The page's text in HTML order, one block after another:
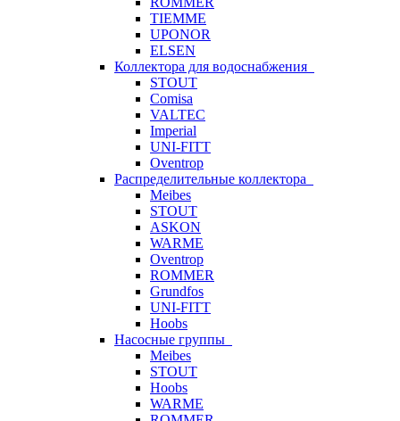
TIEMME
UPONOR
ELSEN
Коллектора для водоснабжения
STOUT
Comisa
VALTEC
Imperial
UNI-FITT
Oventrop
Распределительные коллектора
Meibes
STOUT
ASKON
WARME
Oventrop
ROMMER
Grundfos
UNI-FITT
Hoobs
Насосные группы
Meibes
STOUT
Hoobs
WARME